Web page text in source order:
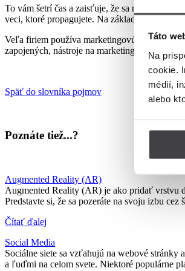
Táto
Na
cookie.
médií,
alebo
To vám šetrí čas a zaisťuje, že sa na nič
veci, ktoré propagujete. Na základe týchto
Veľa firiem používa marketingovú
zapojených, nástroje na marketing
Späť do slovníka pojmov
Poznáte tiež...?
Augmented Reality (AR)
Augmented Reality (AR) je ako pridať vrstvu
Predstavte si, že sa pozeráte na svoju izbu
Čítať ďalej
Social Media
Sociálne siete sa vzťahujú na webové
a ľuďmi na celom svete. Niektoré populárne